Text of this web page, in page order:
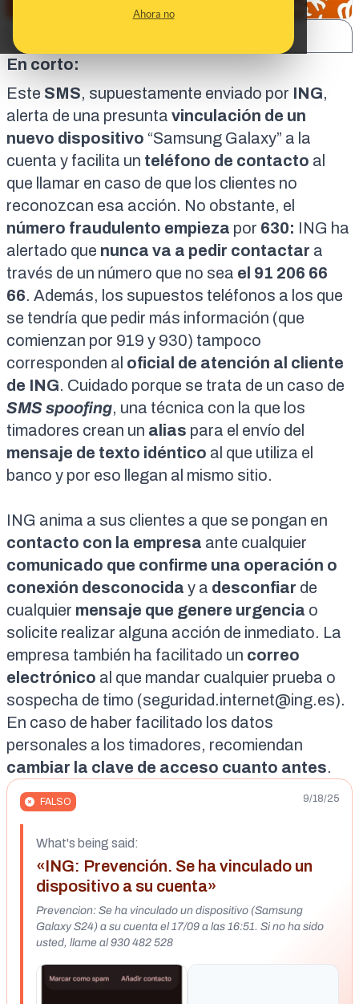
Ahora no
En corto:
Este SMS, supuestamente enviado por ING,
alerta de una presunta vinculación de un
nuevo dispositivo “Samsung Galaxy” a la
cuenta y facilita un teléfono de contacto al
que llamar en caso de que los clientes no
reconozcan esa acción. No obstante, el
número fraudulento empieza por 630: ING ha
alertado que nunca va a pedir contactar a
través de un número que no sea el 91 206 66
66. Además, los supuestos teléfonos a los que
se tendría que pedir más información (que
comienzan por 919 y 930) tampoco
corresponden al oficial de atención al cliente
de ING. Cuidado porque se trata de un caso de
SMS spoofing, una técnica con la que los
timadores crean un alias para el envío del
mensaje de texto idéntico al que utiliza el
banco y por eso llegan al mismo sitio.
ING anima a sus clientes a que se pongan en
contacto con la empresa ante cualquier
comunicado que confirme una operación o
conexión desconocida y a desconfiar de
cualquier mensaje que genere urgencia o
solicite realizar alguna acción de inmediato. La
empresa también ha facilitado un correo
electrónico al que mandar cualquier prueba o
sospecha de timo (seguridad.internet@ing.es).
En caso de haber facilitado los datos
personales a los timadores, recomiendan
cambiar la clave de acceso cuanto antes.
FALSO 9/18/25
What's being said:
«ING: Prevención. Se ha vinculado un
dispositivo a su cuenta»
Prevencion: Se ha vinculado un dispositivo (Samsung
Galaxy S24) a su cuenta el 17/09 a las 16:51. Si no ha sido
usted, llame al 930 482 528